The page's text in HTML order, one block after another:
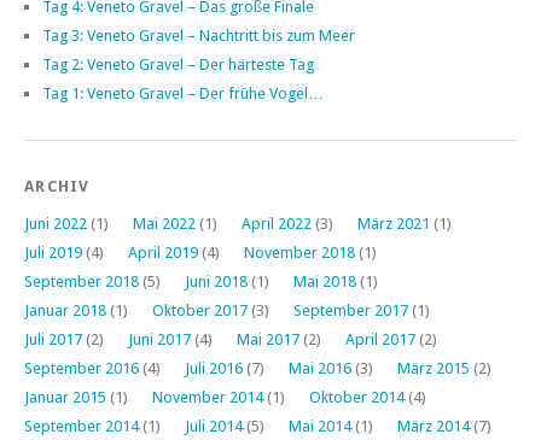
Tag 4: Veneto Gravel – Das große Finale
Tag 3: Veneto Gravel – Nachtritt bis zum Meer
Tag 2: Veneto Gravel – Der härteste Tag
Tag 1: Veneto Gravel – Der frühe Vogel…
ARCHIV
Juni 2022 (1) Mai 2022 (1) April 2022 (3) März 2021 (1)
Juli 2019 (4) April 2019 (4) November 2018 (1)
September 2018 (5) Juni 2018 (1) Mai 2018 (1)
Januar 2018 (1) Oktober 2017 (3) September 2017 (1)
Juli 2017 (2) Juni 2017 (4) Mai 2017 (2) April 2017 (2)
September 2016 (4) Juli 2016 (7) Mai 2016 (3) März 2015 (2)
Januar 2015 (1) November 2014(1) Oktober 2014(4)
September 2014(1) Juli 2014(5) Mai 2014(1) März 2014(7)